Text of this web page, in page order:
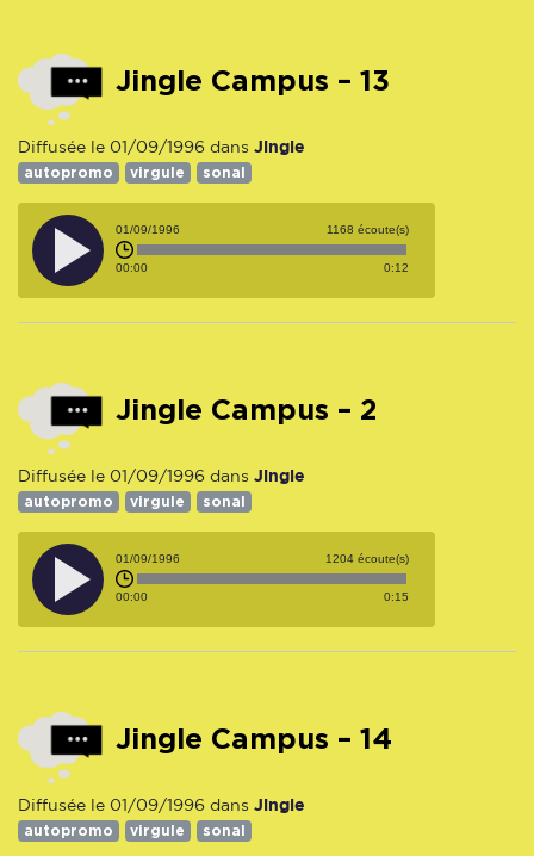
Jingle Campus – 13
Diffusée le 01/09/1996 dans Jingle
autopromo virgule sonal
01/09/1996 1168 écoute(s)
00:00 0:12
Jingle Campus – 2
Diffusée le 01/09/1996 dans Jingle
autopromo virgule sonal
01/09/1996 1204 écoute(s)
00:00 0:15
Jingle Campus – 14
Diffusée le 01/09/1996 dans Jingle
autopromo virgule sonal